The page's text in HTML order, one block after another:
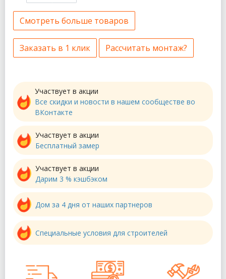
Смотреть больше товаров
Заказать в 1 клик Рассчитать монтаж?
Участвует в акции
Все скидки и новости в нашем сообществе во
ВКонтакте
Участвует в акции
Бесплатный замер
Участвует в акции
Дарим 3 % кэшбэком
Дом за 4 дня от наших партнеров
Специальные условия для строителей